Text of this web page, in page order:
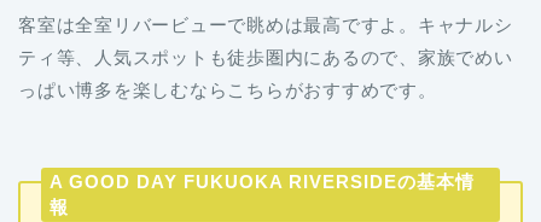
客室は全室リバービューで眺めは最高ですよ。キャナルシ
ティ等、人気スポットも徒歩圏内にあるので、家族でめい
っぱい博多を楽しむならこちらがおすすめです。
A GOOD DAY FUKUOKA RIVERSIDEの基本情
報